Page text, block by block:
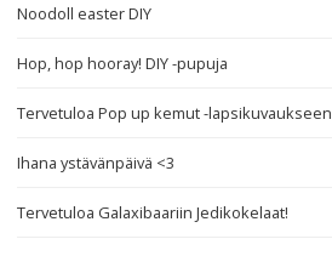
Noodoll easter DIY
Hop, hop hooray! DIY -pupuja
Tervetuloa Pop up kemut -lapsikuvaukseen
Ihana ystävänpäivä <3
Tervetuloa Galaxibaariin Jedikokelaat!